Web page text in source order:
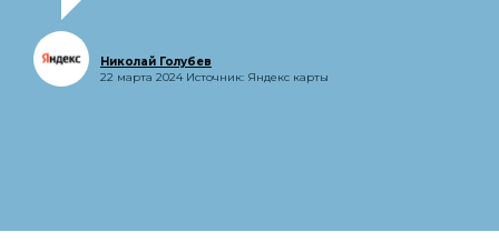
Николай Голубев
22 марта 2024 Источник: Яндекс карты